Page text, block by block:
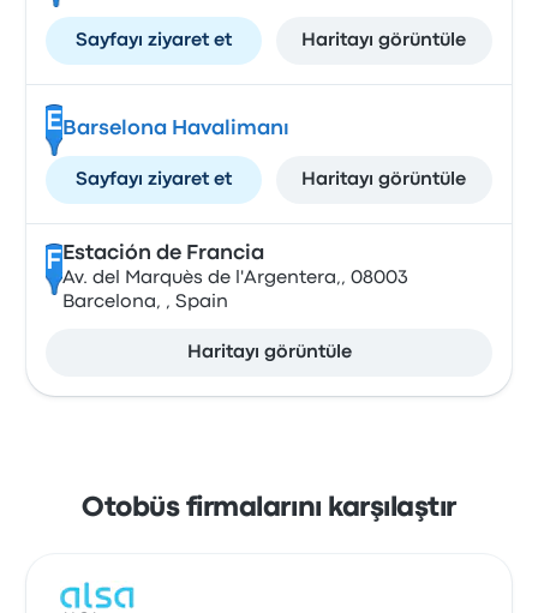
Sayfayı ziyaret et Haritayı görüntüle
E Barselona Havalimanı
Sayfayı ziyaret et Haritayı görüntüle
F Estación de Francia
Av. del Marquès de l'Argentera,, 08003
Barcelona, , Spain
Haritayı görüntüle
Otobüs firmalarını karşılaştır